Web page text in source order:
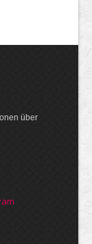
über